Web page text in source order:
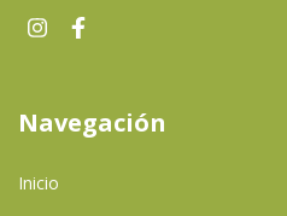
Navegación
Inicio